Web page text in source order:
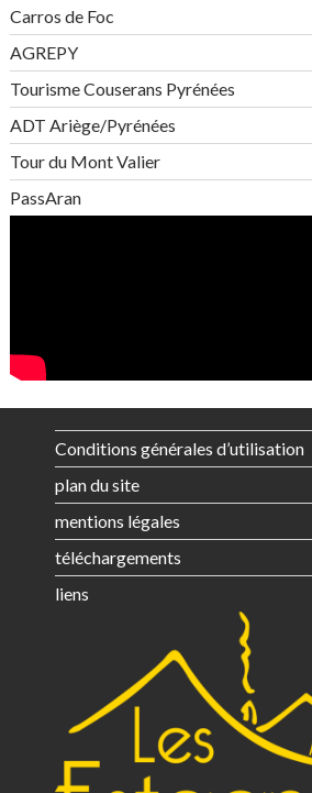
Carros de Foc
AGREPY
Tourisme Couserans Pyrénées
ADT Ariège/Pyrénées
Tour du Mont Valier
PassAran
Conditions générales d’utilisation
plan du site
mentions légales
téléchargements
liens